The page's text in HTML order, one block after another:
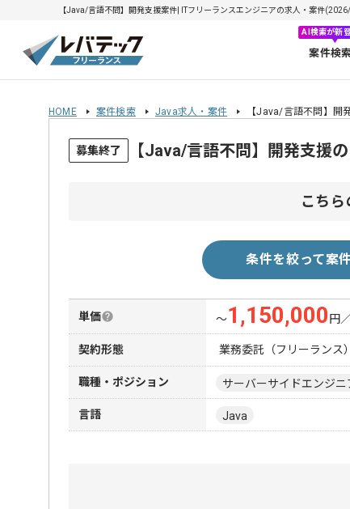
【Java/言語不問】開発支援案件| ITフリーランスエンジニアの求人・案件
AI検索が新
案件検索
HOME 案件検索 Java求人・案件 【Java/言語不問】開
募集終了 【Java/言語不問】開発支援
こち
条件を絞って案
単価 〜1,150,000 円
契約形態 業務委託（フリーランス）
職種・ポジション サーバーサイドエンジニ
言語 Java